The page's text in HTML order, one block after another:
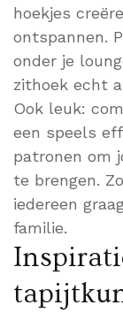
hoekjes
ontspannen.
onder je
zithoek echt
Ook leuk:
een speels
patronen om
te brengen.
iedereen
familie.